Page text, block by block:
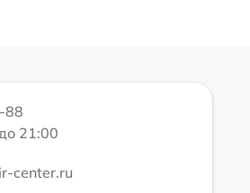
88
21:00
center.ru